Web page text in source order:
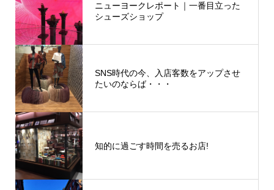
ニューヨークレポート｜一番目立った
シューズショップ
SNS時代の今、入店客数をアップさせ
たいのならば・・・
知的に過ごす時間を売るお店!